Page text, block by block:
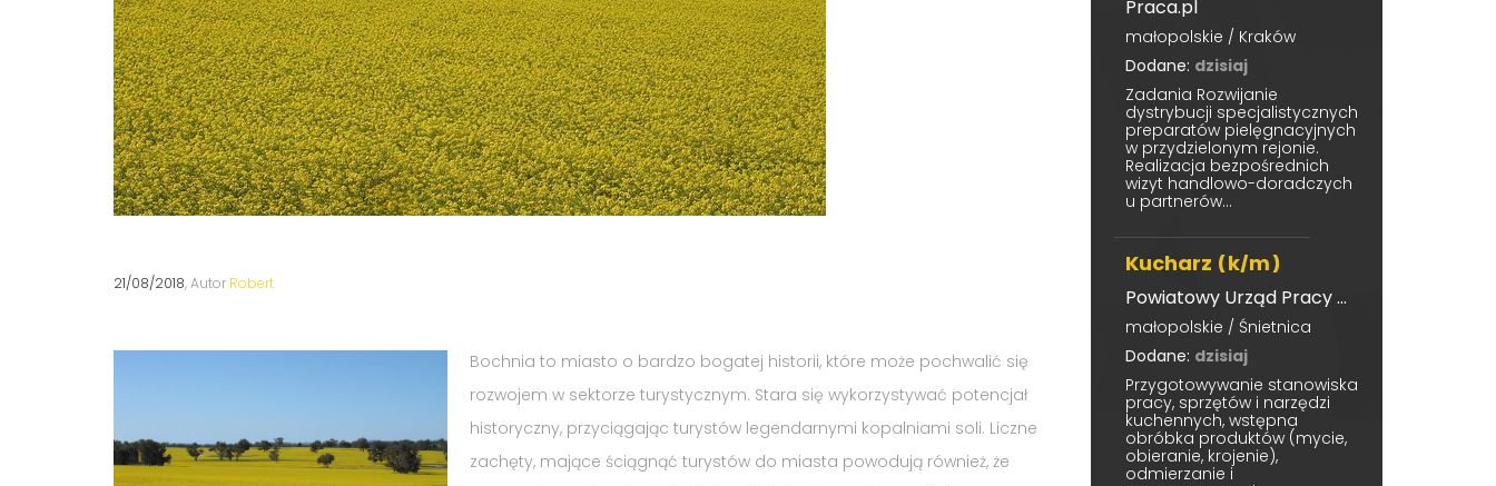
21/08/2018, Autor Robert
Bochnia to miasto o bardzo bogatej historii, które może pochwalić się
rozwojem w sektorze turystycznym. Stara się wykorzystywać potencjał
historyczny, przyciągając turystów legendarnymi kopalniami soli. Liczne
zachęty, mające ściągnąć turystów do miasta powodują również, że
Praca.pl
małopolskie / Kraków
Dodane: dzisiaj
Zadania Rozwijanie
dystrybucji specjalistycznych
preparatów pielęgnacyjnych
w przydzielonym rejonie.
Realizacja bezpośrednich
wizyt handlowo-doradczych
u partnerów...
Kucharz (k/m)
Powiatowy Urząd Pracy w Gorlicach
małopolskie / Śnietnica
Dodane: dzisiaj
Przygotowywanie stanowiska
pracy, sprzętów i narzędzi
kuchennych, wstępna
obróbka produktów (mycie,
obieranie, krojenie),
odmierzanie i